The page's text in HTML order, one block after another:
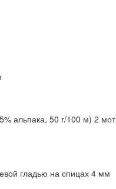
альпака, 50 г/100 м) 2
гладью на спицах 4 мм